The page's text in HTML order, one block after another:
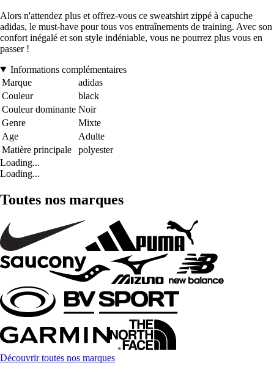
Alors n'attendez plus et offrez-vous ce sweatshirt zippé à capuche
adidas, le must-have pour tous vos entraînements de training. Avec son
confort inégalé et son style indéniable, vous ne pourrez plus vous en
passer !
Informations complémentaires
Marque
adidas
Couleur
black
Couleur dominante Noir
Genre
Mixte
Age
Adulte
Matière principale
polyester
Loading...
Loading...
Toutes nos marques
Découvrir toutes nos marques